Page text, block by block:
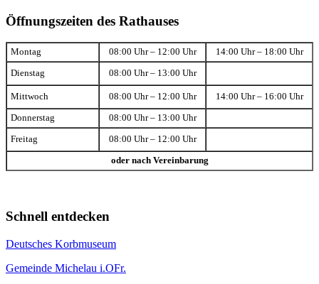
Öffnungszeiten des Rathauses
Montag 08:00 Uhr – 12:00 Uhr 14:00 Uhr – 18:00 Uhr
Dienstag 08:00 Uhr – 13:00 Uhr
Mittwoch 08:00 Uhr – 12:00 Uhr 14:00 Uhr – 16:00 Uhr
Donnerstag 08:00 Uhr – 13:00 Uhr
Freitag 08:00 Uhr – 12:00 Uhr
oder nach Vereinbarung
Schnell entdecken
Deutsches Korbmuseum
Gemeinde Michelau i.OFr.